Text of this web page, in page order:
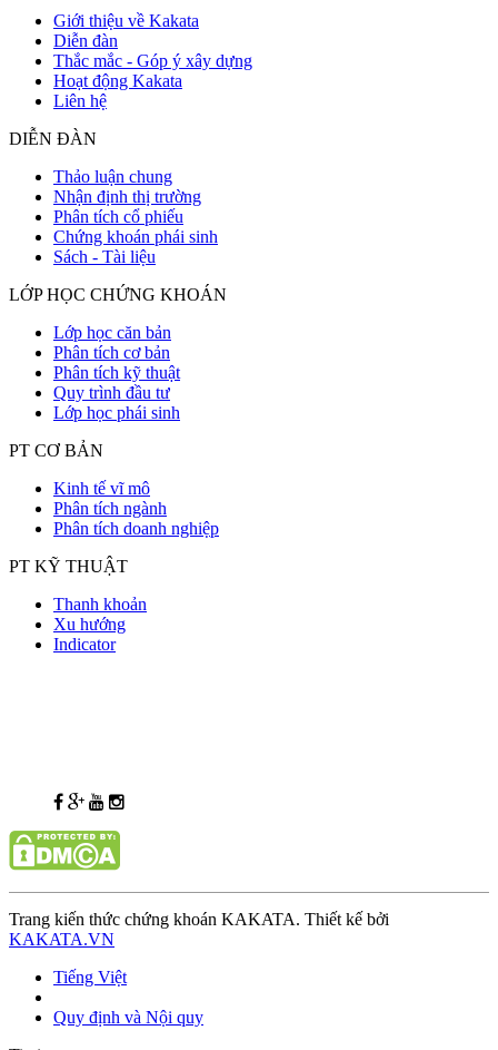
Giới thiệu về Kakata
Diễn đàn
Thắc mắc - Góp ý xây dựng
Hoạt động Kakata
Liên hệ
DIỄN ĐÀN
Thảo luận chung
Nhận định thị trường
Phân tích cổ phiếu
Chứng khoán phái sinh
Sách - Tài liệu
LỚP HỌC CHỨNG KHOÁN
Lớp học căn bản
Phân tích cơ bản
Phân tích kỹ thuật
Quy trình đầu tư
Lớp học phái sinh
PT CƠ BẢN
Kinh tế vĩ mô
Phân tích ngành
Phân tích doanh nghiệp
PT KỸ THUẬT
Thanh khoản
Xu hướng
Indicator
Trang kiến thức chứng khoán KAKATA. Thiết kế bởi
KAKATA.VN
Tiếng Việt
Quy định và Nội quy